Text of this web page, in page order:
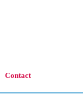
Contact